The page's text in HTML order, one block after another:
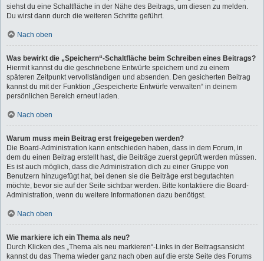
siehst du eine Schaltfläche in der Nähe des Beitrags, um diesen zu melden.
Du wirst dann durch die weiteren Schritte geführt.
Nach oben
Was bewirkt die „Speichern“-Schaltfläche beim Schreiben eines Beitrags?
Hiermit kannst du die geschriebene Entwürfe speichern und zu einem
späteren Zeitpunkt vervollständigen und absenden. Den gesicherten Beitrag
kannst du mit der Funktion „Gespeicherte Entwürfe verwalten“ in deinem
persönlichen Bereich erneut laden.
Nach oben
Warum muss mein Beitrag erst freigegeben werden?
Die Board-Administration kann entschieden haben, dass in dem Forum, in
dem du einen Beitrag erstellt hast, die Beiträge zuerst geprüft werden müssen.
Es ist auch möglich, dass die Administration dich zu einer Gruppe von
Benutzern hinzugefügt hat, bei denen sie die Beiträge erst begutachten
möchte, bevor sie auf der Seite sichtbar werden. Bitte kontaktiere die Board-
Administration, wenn du weitere Informationen dazu benötigst.
Nach oben
Wie markiere ich ein Thema als neu?
Durch Klicken des „Thema als neu markieren“-Links in der Beitragsansicht
kannst du das Thema wieder ganz nach oben auf die erste Seite des Forums